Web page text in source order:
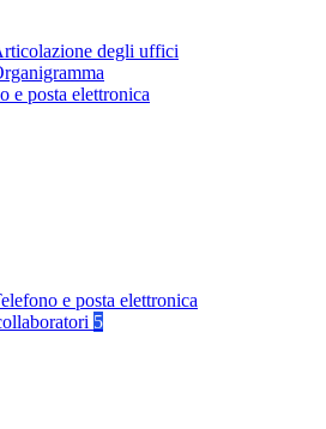
degli uffici
e posta elettronica
e posta elettronica
5